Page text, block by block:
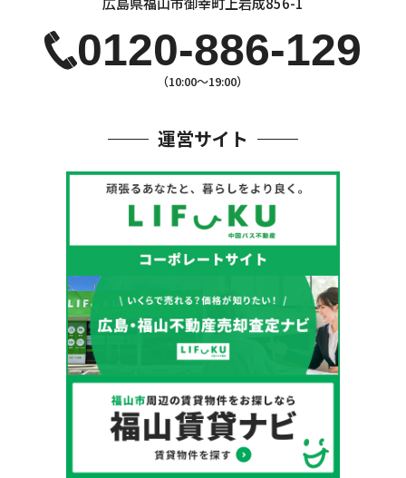
0120-886-129
（10:00〜19:00）
運営サイト